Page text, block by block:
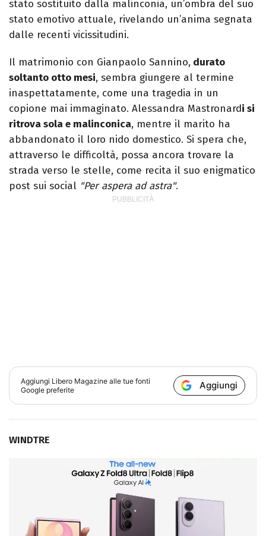
stato sostituito dalla malinconia, un’ombra del suo
stato emotivo attuale, rivelando un’anima segnata
dalle recenti vicissitudini.
Il matrimonio con Gianpaolo Sannino, durato
soltanto otto mesi, sembra giungere al termine
inaspettatamente, come una tragedia in un
copione mai immaginato. Alessandra Mastronardi si
ritrova sola e malinconica, mentre il marito ha
abbandonato il loro nido domestico. Si spera che,
attraverso le difficoltà, possa ancora trovare la
strada verso le stelle, come recita il suo enigmatico
post sui social "Per aspera ad astra".
Aggiungi Libero Magazine alle tue fonti
Google preferite
Aggiungi
WINDTRE